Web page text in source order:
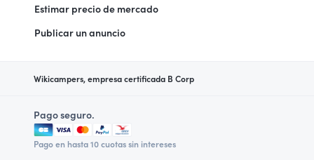
Estimar precio de mercado
Publicar un anuncio
Wikicampers, empresa certificada B Corp
Pago seguro.
Pago en hasta 10 cuotas sin intereses